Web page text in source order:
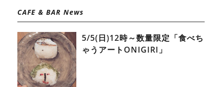
CAFE & BAR News
5/5(日)12時～数量限定「食べち
ゃうアートONIGIRI」